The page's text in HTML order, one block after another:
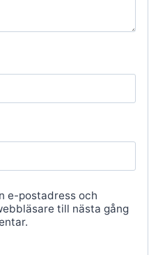
e-postadress och
till nästa gång